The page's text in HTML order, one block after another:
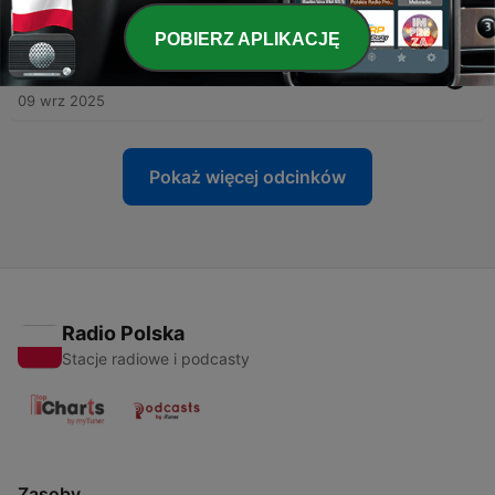
02 paź 2025
12 - Птичка и любовь 25+: реальность манги Инио
Асано
09 wrz 2025
Pokaż więcej odcinków
Radio Polska
Stacje radiowe i podcasty
POBIERZ APLIKACJĘ